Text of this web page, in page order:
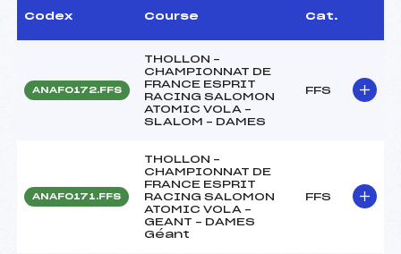
Codex Course Cat.
ANAF0172.FFS
THOLLON –
CHAMPIONNAT DE
FRANCE ESPRIT
RACING SALOMON
ATOMIC VOLA –
SLALOM – DAMES
FFS
ANAF0171.FFS
THOLLON –
CHAMPIONNAT DE
FRANCE ESPRIT
RACING SALOMON
ATOMIC VOLA –
GEANT – DAMES
Géant
FFS